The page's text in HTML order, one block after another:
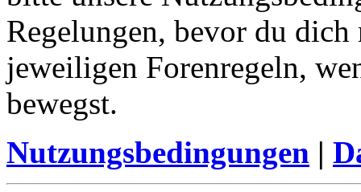
Regelungen, bevor du
jeweiligen Forenregeln,
bewegst.
Nutzungsbedingungen |